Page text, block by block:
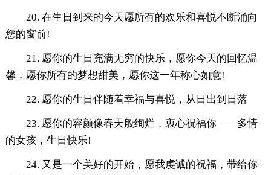
20. 在生日到来的今天愿所有的欢乐和喜悦不断涌向
您的窗前!
21. 愿你的生日充满无穷的快乐，愿你今天的回忆温
馨，愿你所有的梦想甜美，愿你这一年称心如意!
22. 愿你的生日伴随着幸福与喜悦，从日出到日落
23. 愿你的容颜像春天般绚烂，衷心祝福你——多情
的女孩，生日快乐!
24. 又是一个美好的开始，愿我虔诚的祝福，带给你